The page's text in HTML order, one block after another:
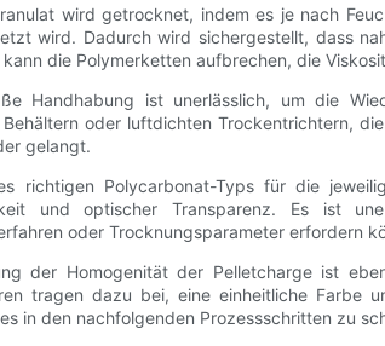
wird getrocknet, indem es je nach
wird. Dadurch wird sichergestellt, dass
die Polymerketten aufbrechen, die
Handhabung ist unerlässlich, um die
Behältern oder luftdichten Trockentrichtern,
gelangt.
richtigen Polycarbonat-Typs für die
und optischer Transparenz. Es ist
oder Trocknungsparameter erfordern
der Homogenität der Pelletcharge ist
tragen dazu bei, eine einheitliche Farbe
in den nachfolgenden Prozessschritten zu